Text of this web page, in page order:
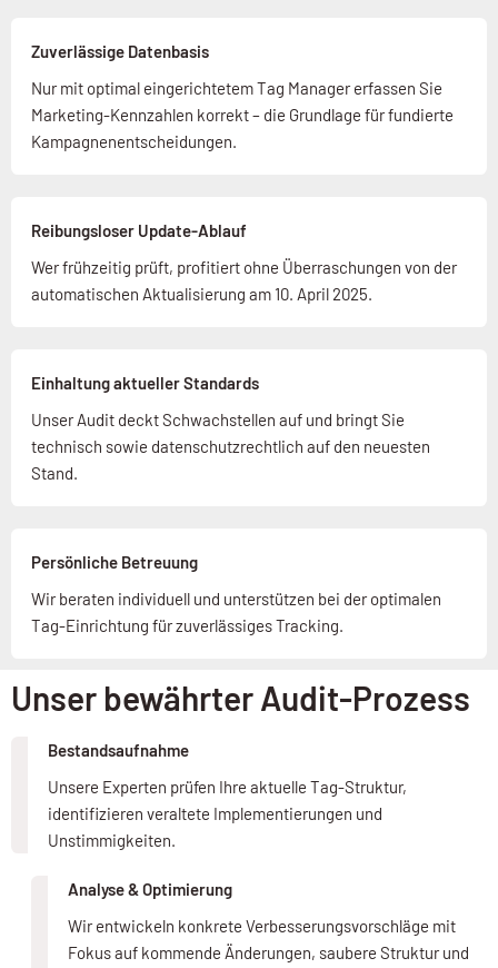
Zuverlässige Datenbasis
Nur mit optimal eingerichtetem Tag Manager erfassen Sie
Marketing-Kennzahlen korrekt – die Grundlage für fundierte
Kampagnenentscheidungen.
Reibungsloser Update-Ablauf
Wer frühzeitig prüft, profitiert ohne Überraschungen von der
automatischen Aktualisierung am 10. April 2025.
Einhaltung aktueller Standards
Unser Audit deckt Schwachstellen auf und bringt Sie
technisch sowie datenschutzrechtlich auf den neuesten
Stand.
Persönliche Betreuung
Wir beraten individuell und unterstützen bei der optimalen
Tag-Einrichtung für zuverlässiges Tracking.
Unser bewährter Audit-Prozess
Bestandsaufnahme
Unsere Experten prüfen Ihre aktuelle Tag-Struktur,
identifizieren veraltete Implementierungen und
Unstimmigkeiten.
Analyse & Optimierung
Wir entwickeln konkrete Verbesserungsvorschläge mit
Fokus auf kommende Änderungen, saubere Struktur und